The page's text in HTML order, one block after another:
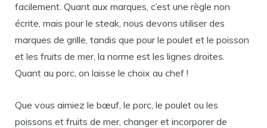
facilement. Quant aux marques, c’est une règle non
écrite, mais pour le steak, nous devons utiliser des
marques de grille, tandis que pour le poulet et le poisson
et les fruits de mer, la norme est les lignes droites.
Quant au porc, on laisse le choix au chef !
Que vous aimiez le bœuf, le porc, le poulet ou les
poissons et fruits de mer, changer et incorporer de